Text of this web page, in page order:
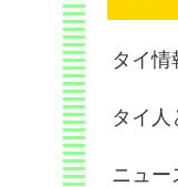
タイ情
タイ人
ニュー